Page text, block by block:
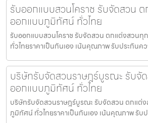
รับออกแบบสวนโคราช รับจัดสวน
ออกแบบภูมิทัศน์ ทั่วไทย
รับออกแบบสวนโคราช รับจัดสวน ตกแต่งสวน
ทั่วไทยราคาเป็นกันเอง เน้นคุณภาพ รับประกันค
บริษัทรับจัดสวนราษฎร์บูรณะ รับจั
ออกแบบภูมิทัศน์ ทั่วไทย
บริษัทรับจัดสวนราษฎร์บูรณะ รับจัดสวน ตกแต่
ภูมิทัศน์ ทั่วไทยราคาเป็นกันเอง เน้นคุณภาพ รับ